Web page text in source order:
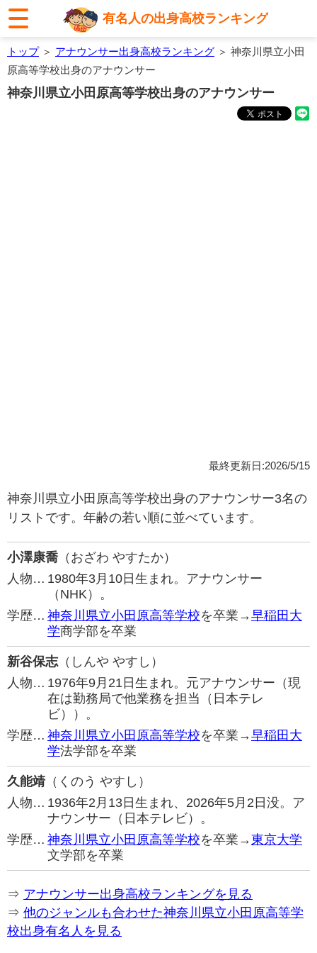
有名人の出身高校ランキング
トップ＞ アナウンサー出身高校ランキング ＞ 神奈川県立小田
原高等学校出身のアナウンサー
神奈川県立小田原高等学校出身のアナウンサー
最終更新日:2026/5/15
神奈川県立小田原高等学校出身のアナウンサー3名の
リストです。年齢の若い順に並べています。
小澤康喬 （おざわ やすたか）
人物… 1980年3月10日生まれ。アナウンサー
（NHK）。
学歴… 神奈川県立小田原高等学校を卒業→早稲田大
学商学部を卒業
新谷保志（しんや やすし）
人物… 1976年9月21日生まれ。元アナウンサー（現
在は勤務局で他業務を担当（日本テレ
ビ））。
学歴… 神奈川県立小田原高等学校を卒業→早稲田大
学法学部を卒業
久能靖 （くのう やすし）
人物… 1936年2月13日生まれ、2026年5月2日没。ア
ナウンサー（日本テレビ）。
学歴… 神奈川県立小田原高等学校を卒業→東京大学
文学部を卒業
⇒ アナウンサー出身高校ランキングを見る
⇒ 他のジャンルも合わせた神奈川県立小田原高等学
校出身有名人を見る